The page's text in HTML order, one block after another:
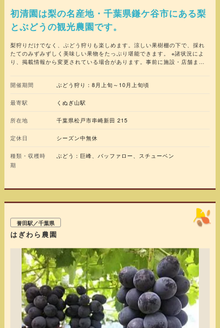
初清園は梨の名産地・千葉県鎌ケ谷市にある梨
とぶどうの観光農園です。
梨狩りだけでなく、ぶどう狩りも楽しめます。涼しい果樹棚の下で、採れ
たてのみずみずしく美味しい果物をたっぷり堪能できます。 ※諸状況によ
り、掲載情報から変更されている場合があります。事前に施設・店舗まで
開催期間
ぶどう狩り：8月上旬～10月上旬頃
最寄駅 くぬぎ山駅
所在地 千葉県松戸市串崎新田 215
定休日 シーズン中無休
種類・収穫時
期
ぶどう：巨峰、バッファロー、スチューベン
誉田駅／千葉県
はぎわら農園